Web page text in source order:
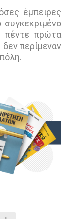
έμπειρες
πέντε πρώτα
δεν περίμεναν